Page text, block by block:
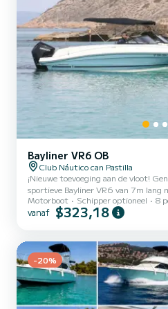
Bayliner VR6 OB
Club Náutico can Pastilla
¡Nieuwe toevoeging aan de vloot! Geniet van deze snelle en
sportieve Bayliner VR6 van 7m lang
motor. Geschikt voor 8 bemanningsleden* Uitgerust met bimini,
zwemplateau, ladder,
gelijkwaardig of hoger*** Brandstof niet inbegrepen. Tank van 180
liter. Extra kosten moeten
Motorboot Schipper optioneel 8
vanaf $323,18
-20%